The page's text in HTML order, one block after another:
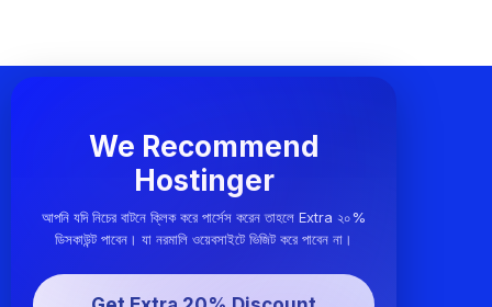
We Recommend
Hostinger
আপনি যদি নিচের বাটনে ক্লিক করে পার্সেস করেন তাহলে Extra ২০%
ডিসকাউন্ট পাবেন। যা নরমালি ওয়েবসাইটে ভিজিট করে পাবেন না।